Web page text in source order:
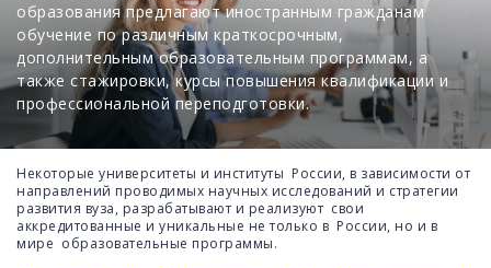
образования предлагают иностранным гражданам
обучение по различным краткосрочным,
дополнительным образовательным программам, а
также стажировки, курсы повышения квалификации и
профессиональной переподготовки.
Некоторые университеты и институты России, в зависимости от
направлений проводимых научных исследований и стратегии
развития вуза, разрабатывают и реализуют свои
аккредитованные и уникальные не только в России, но и в
мире образовательные программы.